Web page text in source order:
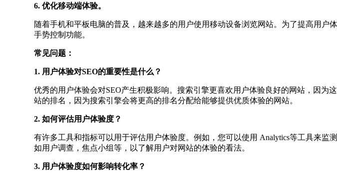
6. 优化移动端体验。
随着手机和平板电脑的普及，越来越多的用户使用移动设备浏览网站。为了提高用
手势控制功能。
常见问题：
1. 用户体验对SEO的重要性是什么？
优秀的用户体验会对SEO产生积极影响。搜索引擎更喜欢用户体验良好的网站，因
站的排名，因为搜索引擎会将更高的排名分配给能够提供优质体验的网站。
2. 如何评估用户体验度？
有许多工具和指标可以用于评估用户体验度。例如，您可以使用 Analytics等工具来
如用户调查，焦点小组等，以了解用户对网站的体验的看法。
3. 用户体验度如何影响转化率？